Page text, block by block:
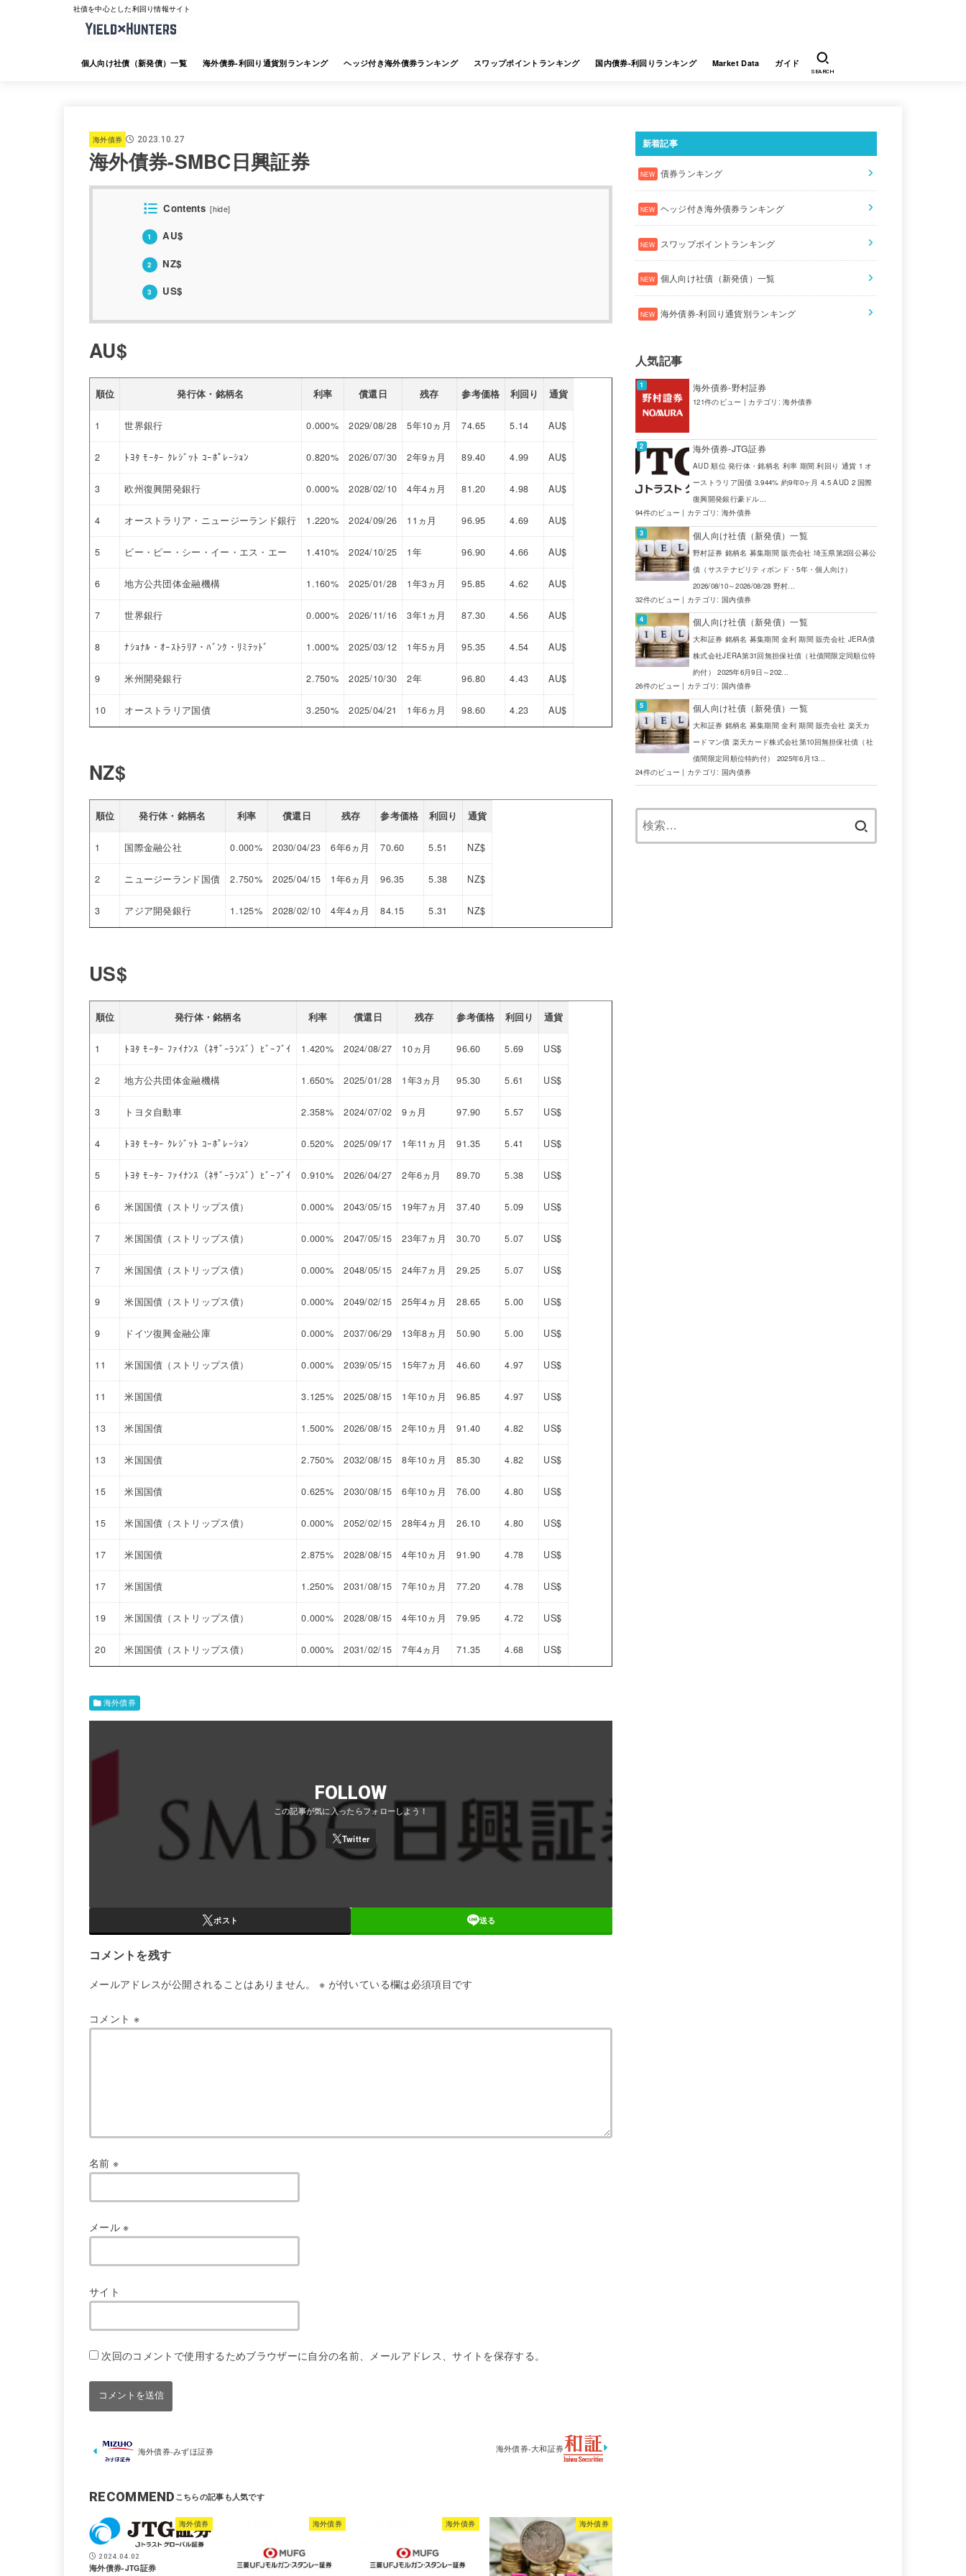
社債を中心とした利回り情報サイト
個人向け社債（新発債）一覧 海外債券-利回り通貨別ランキング ヘッジ付き海外債券ランキング スワップポイントランキング 国内債券-利回りランキング Market Data ガイド
SEARCH
海外債券 2023.10.27
海外債券-SMBC日興証券
Contents [hide]
1 AU$
2 NZ$
3 US$
AU$
順位 発行体・銘柄名 利率 償還日 残存 参考価格 利回り 通貨
1 世界銀行 0.000% 2029/08/28 5年10ヵ月 74.65 5.14 AU$
2 ﾄﾖﾀ ﾓｰﾀｰ ｸﾚｼﾞｯﾄ ｺｰﾎﾟﾚｰｼｮﾝ 0.820% 2026/07/30 2年9ヵ月 89.40 4.99 AU$
3 欧州復興開発銀行 0.000% 2028/02/10 4年4ヵ月 81.20 4.98 AU$
4 オーストラリア・ニュージーランド銀行 1.220% 2024/09/26 11ヵ月 96.95 4.69 AU$
5 ビー・ピー・シー・イー・エス・エー 1.410% 2024/10/25 1年 96.90 4.66 AU$
6 地方公共団体金融機構 1.160% 2025/01/28 1年3ヵ月 95.85 4.62 AU$
7 世界銀行 0.000% 2026/11/16 3年1ヵ月 87.30 4.56 AU$
8 ﾅｼｮﾅﾙ・ｵｰｽﾄﾗﾘｱ・ﾊﾞﾝｸ・ﾘﾐﾃｯﾄﾞ 1.000% 2025/03/12 1年5ヵ月 95.35 4.54 AU$
9 米州開発銀行 2.750% 2025/10/30 2年 96.80 4.43 AU$
10 オーストラリア国債 3.250% 2025/04/21 1年6ヵ月 98.60 4.23 AU$
NZ$
順位 発行体・銘柄名 利率 償還日 残存 参考価格 利回り 通貨
1 国際金融公社 0.000% 2030/04/23 6年6ヵ月 70.60 5.51 NZ$
2 ニュージーランド国債 2.750% 2025/04/15 1年6ヵ月 96.35 5.38 NZ$
3 アジア開発銀行 1.125% 2028/02/10 4年4ヵ月 84.15 5.31 NZ$
US$
順位 発行体・銘柄名 利率 償還日 残存 参考価格 利回り 通貨
1 ﾄﾖﾀ ﾓｰﾀｰ ﾌｧｲﾅﾝｽ（ﾈｻﾞｰﾗﾝｽﾞ）ﾋﾞｰﾌﾞｲ 1.420% 2024/08/27 10ヵ月 96.60 5.69 US$
2 地方公共団体金融機構 1.650% 2025/01/28 1年3ヵ月 95.30 5.61 US$
3 トヨタ自動車 2.358% 2024/07/02 9ヵ月 97.90 5.57 US$
4 ﾄﾖﾀ ﾓｰﾀｰ ｸﾚｼﾞｯﾄ ｺｰﾎﾟﾚｰｼｮﾝ 0.520% 2025/09/17 1年11ヵ月 91.35 5.41 US$
5 ﾄﾖﾀ ﾓｰﾀｰ ﾌｧｲﾅﾝｽ（ﾈｻﾞｰﾗﾝｽﾞ）ﾋﾞｰﾌﾞｲ 0.910% 2026/04/27 2年6ヵ月 89.70 5.38 US$
6 米国国債（ストリップス債） 0.000% 2043/05/15 19年7ヵ月 37.40 5.09 US$
7 米国国債（ストリップス債） 0.000% 2047/05/15 23年7ヵ月 30.70 5.07 US$
7 米国国債（ストリップス債） 0.000% 2048/05/15 24年7ヵ月 29.25 5.07 US$
9 米国国債（ストリップス債） 0.000% 2049/02/15 25年4ヵ月 28.65 5.00 US$
9 ドイツ復興金融公庫 0.000% 2037/06/29 13年8ヵ月 50.90 5.00 US$
11 米国国債（ストリップス債） 0.000% 2039/05/15 15年7ヵ月 46.60 4.97 US$
11 米国国債 3.125% 2025/08/15 1年10ヵ月 96.85 4.97 US$
13 米国国債 1.500% 2026/08/15 2年10ヵ月 91.40 4.82 US$
13 米国国債 2.750% 2032/08/15 8年10ヵ月 85.30 4.82 US$
15 米国国債 0.625% 2030/08/15 6年10ヵ月 76.00 4.80 US$
15 米国国債（ストリップス債） 0.000% 2052/02/15 28年4ヵ月 26.10 4.80 US$
17 米国国債 2.875% 2028/08/15 4年10ヵ月 91.90 4.78 US$
17 米国国債 1.250% 2031/08/15 7年10ヵ月 77.20 4.78 US$
19 米国国債（ストリップス債） 0.000% 2028/08/15 4年10ヵ月 79.95 4.72 US$
20 米国国債（ストリップス債） 0.000% 2031/02/15 7年4ヵ月 71.35 4.68 US$
海外債券
FOLLOW
ポスト 送る
コメントを残す
メールアドレスが公開されることはありません。 ※ が付いている欄は必須項目です
コメント ※
名前※
メール※
サイト
次回のコメントで使用するためブラウザーに自分の名前、メールアドレス、サイトを保存する。
海外債券-みずほ証券 海外債券-大和証券
RECOMMEND
海外債券
2024.04.02
海外債券-JTG証券
海外債券 海外債券 海外債券
新着記事
債券ランキング
ヘッジ付き海外債券ランキング
スワップポイントランキング
個人向け社債（新発債）一覧
海外債券-利回り通貨別ランキング
人気記事
海外債券-野村証券
121件のビュー | カテゴリ:海外債券
海外債券-JTG証券
AUD 順位 発行体・銘柄名 利率 期間 利回り 通貨 1 オ
ーストラリア国債 3.944% 約9年0ヶ月 4.5 AUD 2 国際
復興開発銀行豪ドル...
94件のビュー | カテゴリ: 海外債券
個人向け社債（新発債）一覧
野村証券 銘柄名 募集期間 販売会社 埼玉県第2回公募公
債（サステナビリティボンド・5年・個人向け）
2026/08/10～2026/08/28 野村...
32件のビュー | カテゴリ: 国内債券
個人向け社債（新発債）一覧
大和証券 銘柄名 募集期間 金利 期間 販売会社 JERA債
株式会社JERA第31回無担保社債（社債間限定同順位特
約付） 2025年6月9日～202...
26件のビュー | カテゴリ: 国内債券
個人向け社債（新発債）一覧
大和証券 銘柄名 募集期間 金利 期間 販売会社 楽天カ
ードマン債 楽天カード株式会社第10回無担保社債（社
債間限定同順位特約付） 2025年6月13...
24件のビュー | カテゴリ: 国内債券